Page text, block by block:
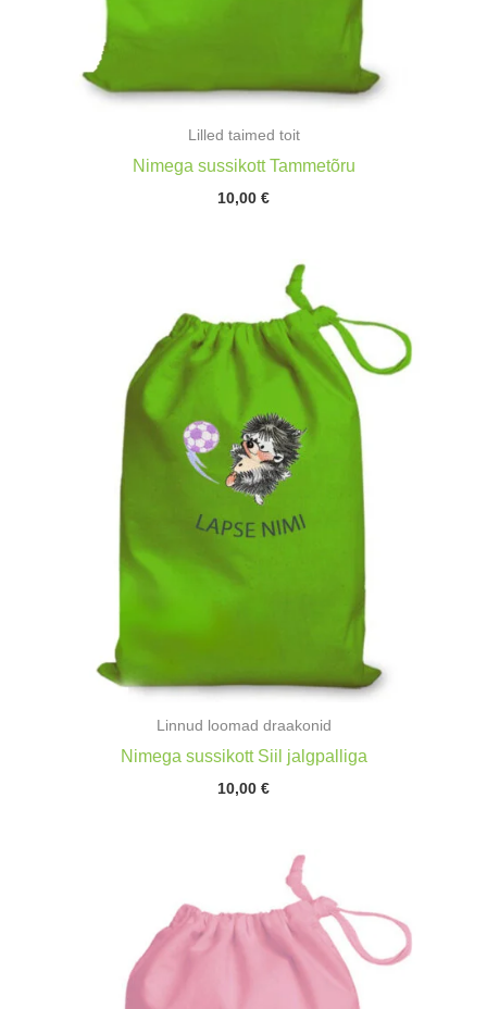
Lilled taimed toit
Nimega sussikott Tammetõru
10,00 €
Linnud loomad draakonid
Nimega sussikott Siil jalgpalliga
10,00 €